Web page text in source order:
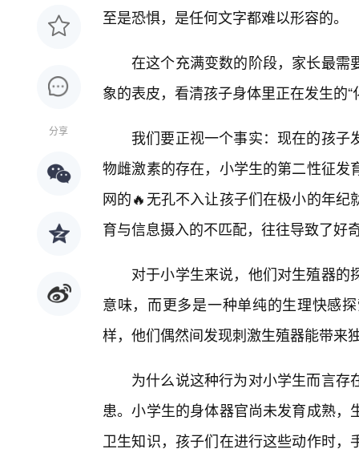
分享
至是恐惧，是任何文字都难以形容的。
在这个充满变数的阶段，家长最需
象的表皮，看清孩子身体里正在发生的“
我们要正视一个事实：现在的孩
物雌激素的存在，小学生的第二性征
网的🔥无孔不入让孩子们在极小的年
育与信息摄入的不匹配，往往导致了好
对于小学生来说，他们对生殖器
意味，而更多是一种单纯的生理快感
样，他们偶然间发现刺激生殖器能带来
为什么说这种行为对小学生而言
患。小学生的身体器官尚未发育成熟
卫生知识，孩子们在进行这些动作时